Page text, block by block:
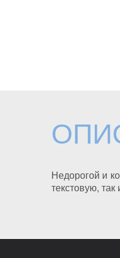
Недорогой и
текстовую,